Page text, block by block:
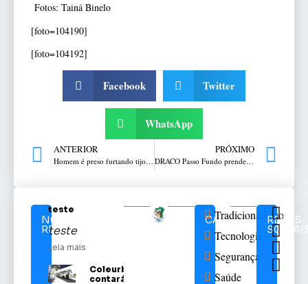
Fotos: Tainá Binelo
[foto=104190]
[foto=104192]
Facebook Twitter
WhatsApp
ANTERIOR
Homem é preso furtando tijolos em construção em Erechim
PRÓXIMO
DRACO Passo Fundo prende indivíduo por roubo a coletivo
NOTÍCIAS
RELACIONADAS
teste
teste
Leia mais
Coleurb
contará com
CATEGORIAS
Tradicionalismo
Tecnologia
Segurança
Saúde
REDES